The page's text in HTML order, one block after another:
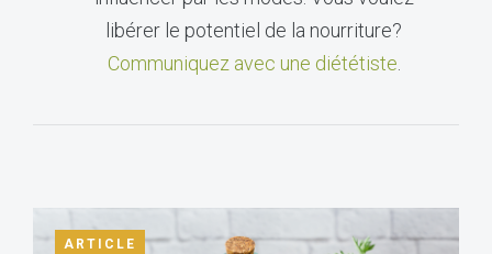
libérer le potentiel de la nourriture?
Communiquez avec une diététiste.
ARTICLE